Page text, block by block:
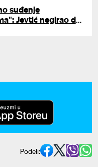
suđenje
Jevtić negirao da
Podeli: